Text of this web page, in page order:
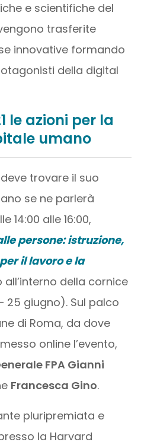
e scientifiche del
trasferite
innovative formando
della digital
le azioni per la
umano
trovare il suo
se ne parlerà
14:00 alle 16:00,
persone: istruzione,
il lavoro e la
all’interno della cornice
25 giugno). Sul palco
di Roma, da dove
online l’evento,
FPA Gianni
Francesca Gino.
pluripremiata e
la Harvard